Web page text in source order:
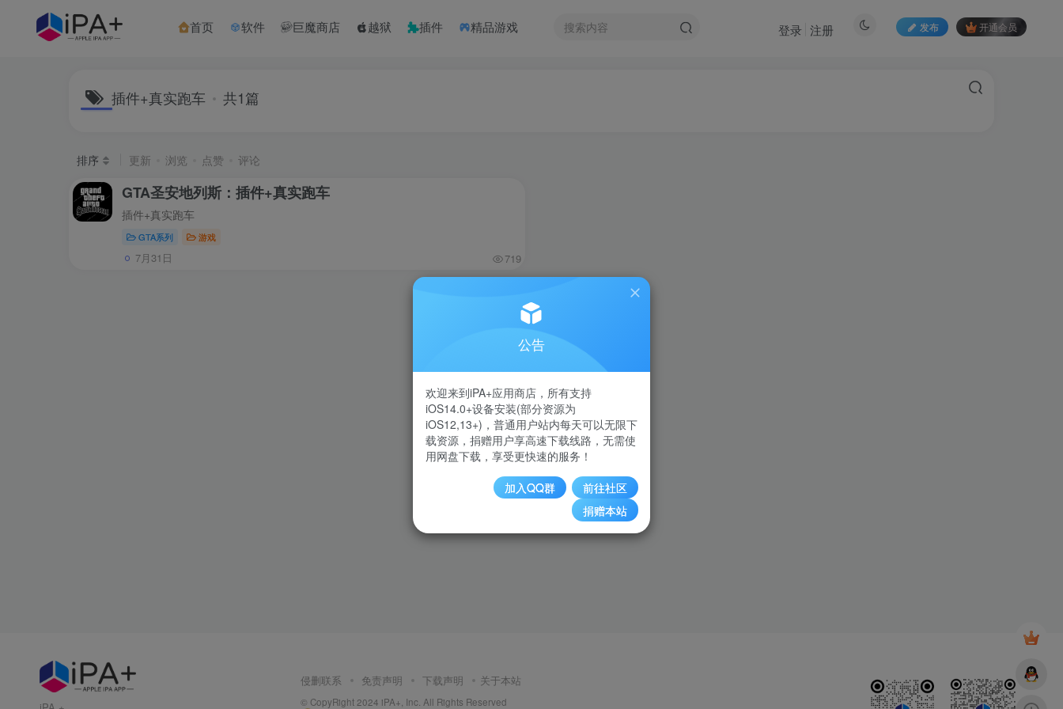
首页 软件 巨魔商店 越狱 插件 精品游戏 发布 开通会员
登录 注册
插件+真实跑车 共1篇
排序 更新 浏览 点赞 评论
GTA圣安地列斯：插件+真实跑车
插件+真实跑车
GTA系列 游戏
7月31日 719
侵删联系 免责声明 下载声明 关于本站
© CopyRight 2024 iPA+, Inc. All Rights Reserved
公告
欢迎来到iPA+应用商店，所有支持
iOS14.0+设备安装(部分资源为
iOS12,13+)，普通用户站内每天可以无限下
载资源，捐赠用户享高速下载线路，无需使
用网盘下载，享受更快速的服务！
加入QQ群
前往社区
捐赠本站